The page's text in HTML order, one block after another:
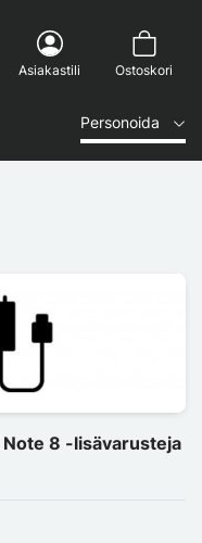
Asiakastili Ostoskori
Personoida
Note 8 -lisävarusteja